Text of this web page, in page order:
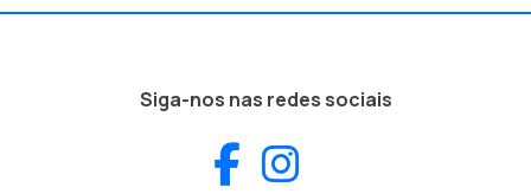
Siga-nos nas redes sociais
Facebook